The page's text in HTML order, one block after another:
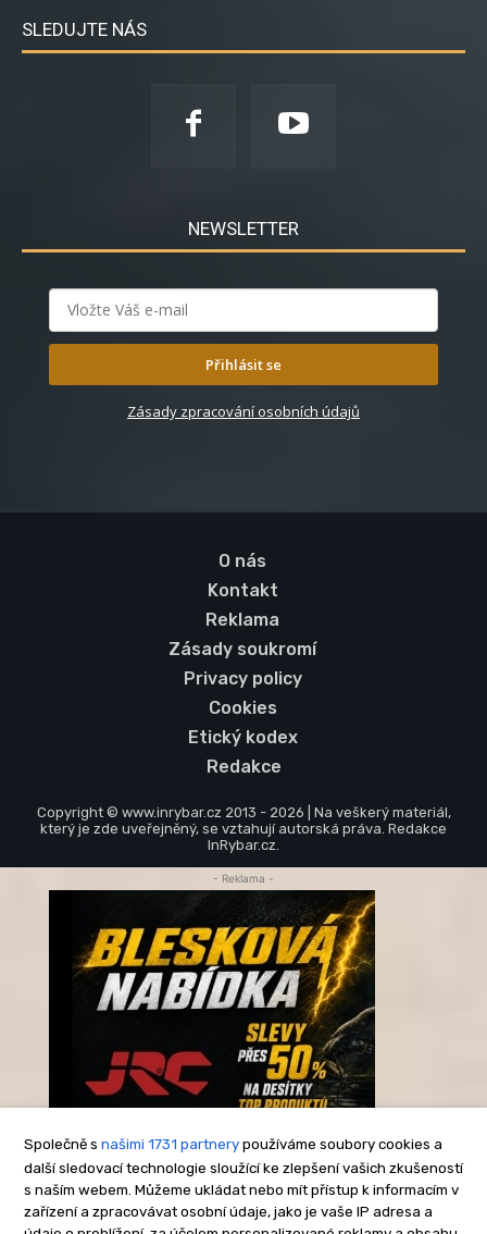
SLEDUJTE NÁS
NEWSLETTER
Přihlásit se
Zásady zpracování osobních údajů
O nás
Kontakt
Reklama
Zásady soukromí
Privacy policy
Cookies
Etický kodex
Redakce
Copyright © www.inrybar.cz 2013 - 2026 | Na veškerý materiál,
který je zde uveřejněný, se vztahují autorská práva. Redakce
InRybar.cz.
Společně s našimi 1731 partnery používáme soubory cookies a
další sledovací technologie sloužící ke zlepšení vašich zkušeností
s naším webem. Můžeme ukládat nebo mít přístup k informacím v
zařízení a zpracovávat osobní údaje, jako je vaše IP adresa a
- Reklama -
-Reklama-